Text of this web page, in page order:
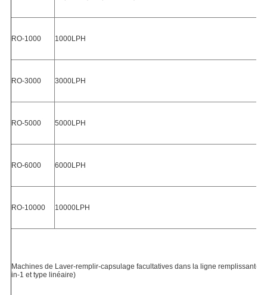
RO-1000 1000LPH
RO-3000 3000LPH
RO-5000 5000LPH
RO-6000 6000LPH
RO-10000 10000LPH
Machines de Laver-remplir-capsulage facultatives dans la ligne remplissante
in-1 et type linéaire)